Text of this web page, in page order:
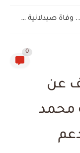
قبل ساعات من زفافها.. وفاة صيدلانية شابة تُحول الفرح إلى...
0
عن
محمد